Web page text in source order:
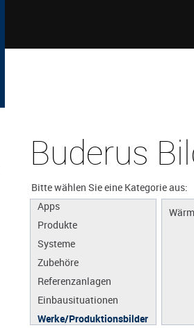
Buderus
Bitte wählen Sie eine Kategorie aus:
Apps
Produkte
Systeme
Zubehöre
Referenzanlagen
Einbausituationen
Werke/Produktionsbilder